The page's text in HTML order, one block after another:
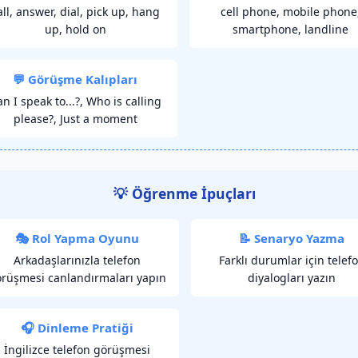
answer, dial, pick up, hang
up, hold on
cell phone, mobile
smartphone, landline
💬 Görüşme Kalıpları
I speak to...?, Who is calling
please?, Just a moment
💡 Öğrenme İpuçları
🎭 Rol Yapma Oyunu
Arkadaşlarınızla telefon
canlandırmaları yapın
📝 Senaryo Yazma
Farklı durumlar için
diyalogları yazın
🎧 Dinleme Pratiği
İngilizce telefon görüşmesi